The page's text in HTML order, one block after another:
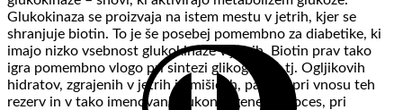
Glukokinaza se proizvaja na istem mestu v jetrih, kjer se
shranjuje biotin. To je še posebej pomembno za diabetike, ki
imajo nizko vsebnost glukokinaze v jetrih. Biotin prav tako
igra pomembno vlogo pri sintezi glikogenov, tj. Ogljikovih
hidratov, zgrajenih v jetrih in mišicah, pa tudi pri vnosu teh
rezerv in v tako imenovani glukoneogenezi, proces, pri